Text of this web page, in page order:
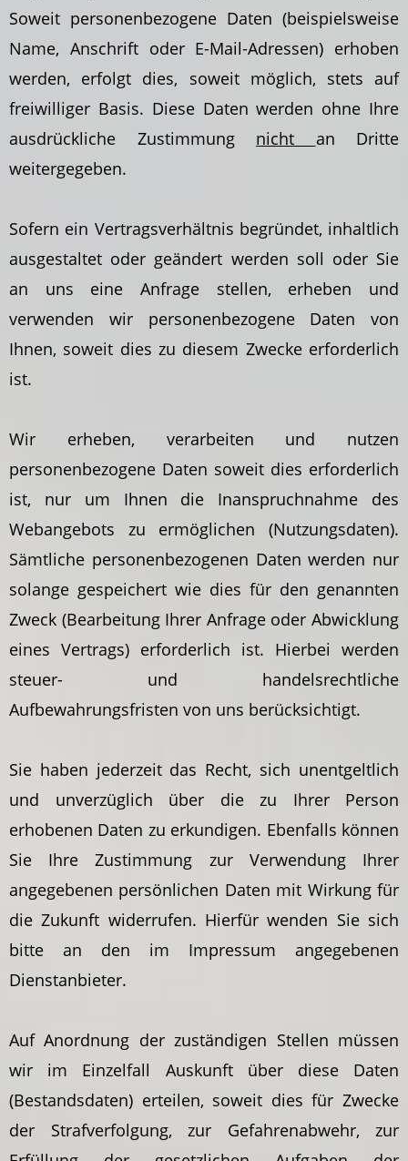
Soweit personenbezogene Daten (beispielsweise
Name, Anschrift oder E-Mail-Adressen) erhoben
werden, erfolgt dies, soweit möglich, stets auf
freiwilliger Basis. Diese Daten werden ohne Ihre
ausdrückliche Zustimmung nicht an Dritte
weitergegeben.
Sofern ein Vertragsverhältnis begründet, inhaltlich
ausgestaltet oder geändert werden soll oder Sie
an uns eine Anfrage stellen, erheben und
verwenden wir personenbezogene Daten von
Ihnen, soweit dies zu diesem Zwecke erforderlich
ist.
Wir erheben, verarbeiten und nutzen
personenbezogene Daten soweit dies erforderlich
ist, nur um Ihnen die Inanspruchnahme des
Webangebots zu ermöglichen (Nutzungsdaten).
Sämtliche personenbezogenen Daten werden nur
solange gespeichert wie dies für den genannten
Zweck (Bearbeitung Ihrer Anfrage oder Abwicklung
eines Vertrags) erforderlich ist. Hierbei werden
steuer- und handelsrechtliche
Aufbewahrungsfristen von uns berücksichtigt.
Sie haben jederzeit das Recht, sich unentgeltlich
und unverzüglich über die zu Ihrer Person
erhobenen Daten zu erkundigen. Ebenfalls können
Sie Ihre Zustimmung zur Verwendung Ihrer
angegebenen persönlichen Daten mit Wirkung für
die Zukunft widerrufen. Hierfür wenden Sie sich
bitte an den im Impressum angegebenen
Dienstanbieter.
Auf Anordnung der zuständigen Stellen müssen
wir im Einzelfall Auskunft über diese Daten
(Bestandsdaten) erteilen, soweit dies für Zwecke
der Strafverfolgung, zur Gefahrenabwehr, zur